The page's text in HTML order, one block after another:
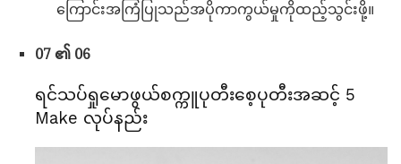
ကြောင်းအကြံပြုသည်အပိုကာကွယ်မှုကိုထည့်သွင်းဖို့။
07 ၏ 06
ရင်သပ်ရှုမောဖွယ်စက္ကူပုတီးစေ့ပုတီးအဆင့် 5
Make လုပ်နည်း